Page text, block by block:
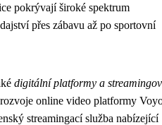
pokrývají široké spektrum
přes zábavu až po sportovní
digitální platformy a
online video platformy
streamingací služba nabízející